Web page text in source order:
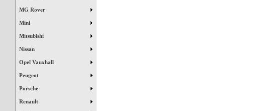
MG Rover
Mini
Mitsubishi
Nissan
Opel Vauxhall
Peugeot
Porsche
Renault